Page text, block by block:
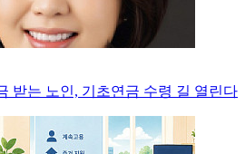
받는 노인, 기초연금 수령 길 열린다